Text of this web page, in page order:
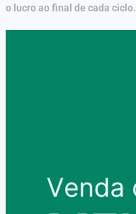
o lucro ao final de cada ciclo.